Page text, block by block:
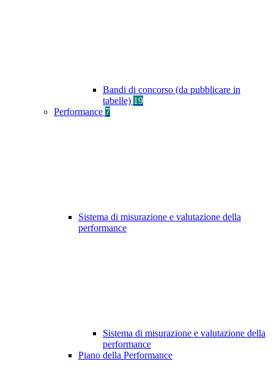
Bandi di concorso (da pubblicare in
tabelle) 19
Performance 7
Sistema di misurazione e valutazione della
performance
Sistema di misurazione e valutazione della
performance
Piano della Performance